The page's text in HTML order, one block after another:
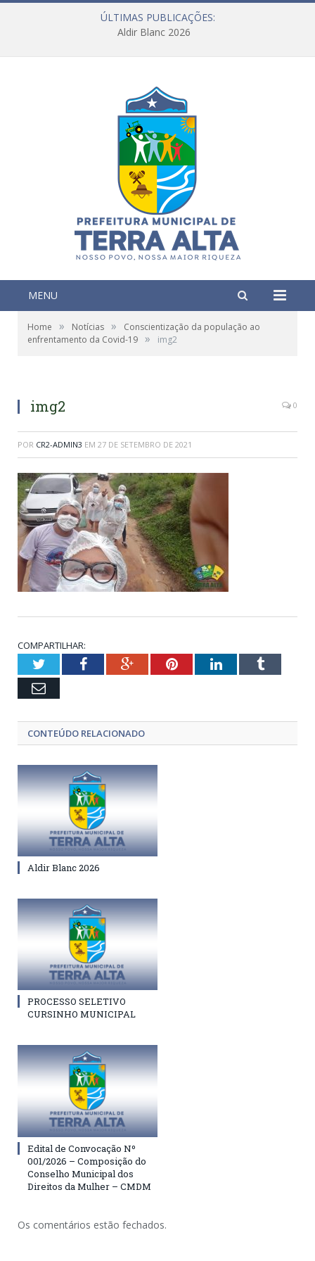
ÚLTIMAS PUBLICAÇÕES:
Aldir Blanc 2026
MENU
Home » Notícias »
Conscientização da população ao
enfrentamento da Covid-19 » img2
img2 0
POR CR2-ADMIN3 EM 27 DE SETEMBRO DE 2021
COMPARTILHAR:
TwitterFacebookGoogle+PinterestLinkedInTumblr
Email
CONTEÚDO RELACIONADO
Aldir Blanc 2026
PROCESSO SELETIVO
CURSINHO MUNICIPAL
Edital de Convocação Nº
001/2026 – Composição do
Conselho Municipal dos
Direitos da Mulher – CMDM
Os comentários estão fechados.